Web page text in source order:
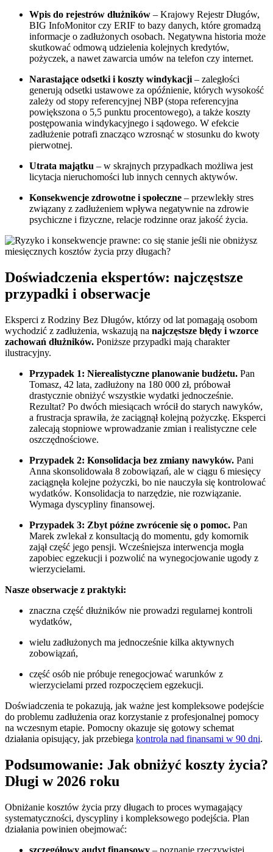
Wpis do rejestrów dłużników – Krajowy Rejestr Długów,
BIG InfoMonitor czy ERIF to bazy danych, które gromadzą
informacje o zadłużonych osobach. Negatywna historia może
skutkować odmową udzielenia kolejnych kredytów,
pożyczek, a nawet zawarcia umów na telefon czy internet.
Narastające odsetki i koszty windykacji – zaległości
generują odsetki ustawowe za opóźnienie, których wysokość
zależy od stopy referencyjnej NBP (stopa referencyjna
powiększona o 5,5 punktu procentowego), a także koszty
postępowania windykacyjnego i sądowego. W efekcie
zadłużenie potrafi znacząco wzrosnąć w stosunku do kwoty
pierwotnej.
Utrata majątku – w skrajnych przypadkach możliwa jest
licytacja nieruchomości lub innych cennych aktywów.
Konsekwencje zdrowotne i społeczne – przewlekły stres
związany z zadłużeniem wpływa negatywnie na zdrowie
psychiczne i fizyczne, relacje rodzinne oraz jakość życia.
Doświadczenia ekspertów: najczęstsze
przypadki i obserwacje
Eksperci z Rodziny Bez Długów, którzy od lat pomagają osobom
wychodzić z zadłużenia, wskazują na najczęstsze błędy i wzorce
zachowań dłużników. Poniższe przypadki mają charakter
ilustracyjny.
Przypadek 1: Nierealistyczne planowanie budżetu. Pan
Tomasz, 42 lata, zadłużony na 180 000 zł, próbował
drastycznie obniżyć wszystkie wydatki jednocześnie.
Rezultat? Po dwóch miesiącach wrócił do starych nawyków,
a frustracja sprawiła, że zaciągnął kolejną pożyczkę. Eksperci
zalecają stopniowe wprowadzanie zmian i realistyczne cele
oszczędnościowe.
Przypadek 2: Konsolidacja bez zmiany nawyków. Pani
Anna skonsolidowała 8 zobowiązań, ale w ciągu 6 miesięcy
zaciągnęła kolejne pożyczki, bo nie nauczyła się kontrolować
wydatków. Konsolidacja to narzędzie, nie rozwiązanie.
Wymaga dyscypliny finansowej.
Przypadek 3: Zbyt późne zwrócenie się o pomoc. Pan
Marek zwlekał z konsultacją do momentu, gdy komornik
zajął część jego pensji. Wcześniejsza interwencja mogła
zapobiec egzekucji i pozwolić na wynegocjowanie ugody z
wierzycielami.
Nasze obserwacje z praktyki:
znaczna część dłużników nie prowadzi regularnej kontroli
wydatków,
wielu zadłużonych ma jednocześnie kilka aktywnych
zobowiązań,
część osób nie próbuje renegocjować warunków z
wierzycielami przed rozpoczęciem egzekucji.
Doświadczenia te pokazują, jak ważne jest kompleksowe podejście
do problemu zadłużenia oraz korzystanie z profesjonalnej pomocy
na wczesnym etapie. Pomocny okazuje się gotowy schemat
działania opisujący, jak przebiega kontrola nad finansami w 90 dni.
Podsumowanie: Jak obniżyć koszty życia?
Długi w 2026 roku
Obniżanie kosztów życia przy długach to proces wymagający
systematyczności, dyscypliny i kompleksowego podejścia. Plan
działania powinien obejmować:
szczegółowy audyt finansowy – poznanie rzeczywistej